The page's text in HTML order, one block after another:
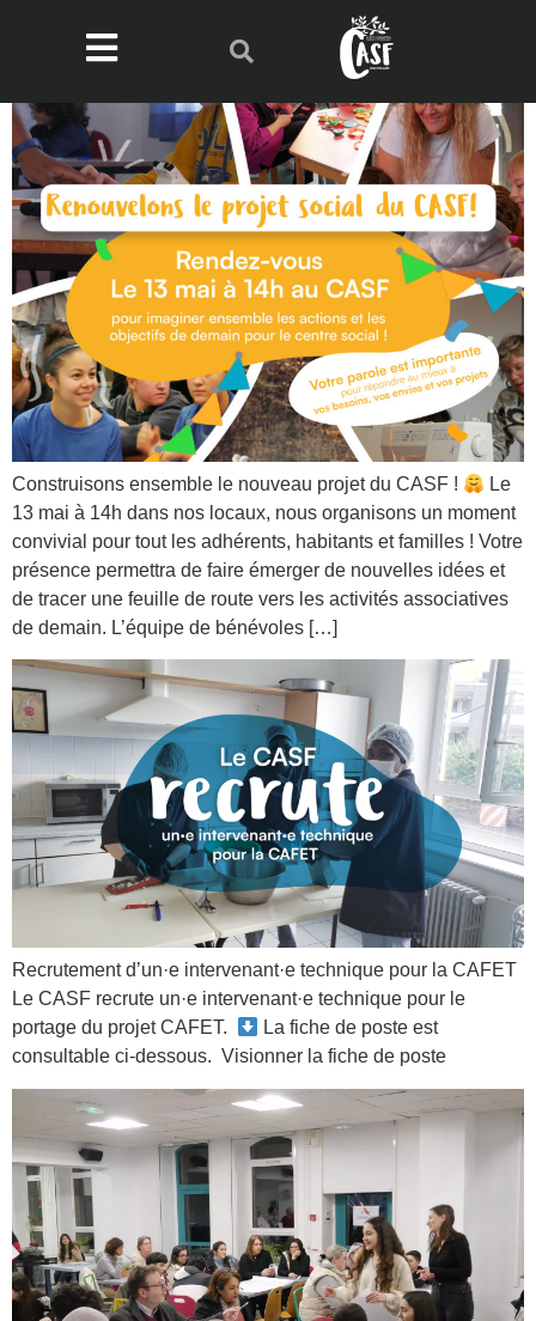
Construisons ensemble le nouveau projet du CASF !
Le
13 mai à 14h dans nos locaux, nous organisons un moment
convivial pour tout les adhérents, habitants et familles ! Votre
présence permettra de faire émerger de nouvelles idées et
de tracer une feuille de route vers les activités associatives
de demain. L’équipe de bénévoles […]
Recrutement d’un·e intervenant·e technique pour la CAFET
Le CASF recrute un·e intervenant·e technique pour le
portage du projet CAFET.
La fiche de poste est
consultable ci-dessous. Visionner la fiche de poste